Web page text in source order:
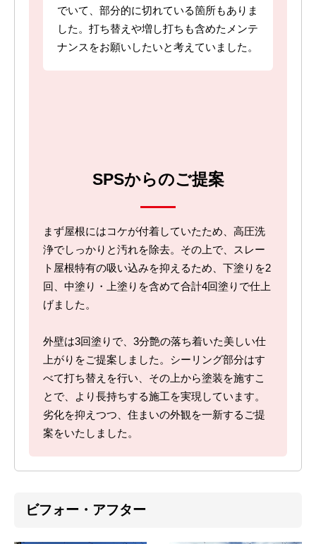
でいて、部分的に切れている箇所もありま
した。打ち替えや増し打ちも含めたメンテ
ナンスをお願いしたいと考えていました。
SPSからのご提案
まず屋根にはコケが付着していたため、高圧洗
浄でしっかりと汚れを除去。その上で、スレー
ト屋根特有の吸い込みを抑えるため、下塗りを2
回、中塗り・上塗りを含めて合計4回塗りで仕上
げました。
外壁は3回塗りで、3分艶の落ち着いた美しい仕
上がりをご提案しました。シーリング部分はす
べて打ち替えを行い、その上から塗装を施すこ
とで、より長持ちする施工を実現しています。
劣化を抑えつつ、住まいの外観を一新するご提
案をいたしました。
ビフォー・アフター